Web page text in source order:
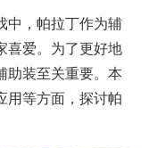
中，帕拉丁作为辅
喜爱。为了更好地
助装至关重要。本
用等方面，探讨帕